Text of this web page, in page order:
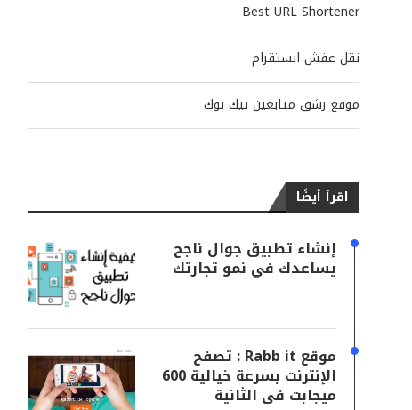
Best URL Shortener
نقل عفش انستقرام
موقع رشق متابعين تيك توك
اقرأ أيضًا
إنشاء تطبيق جوال ناجح
يساعدك في نمو تجارتك
موقع Rabb it : تصفح
الإنترنت بسرعة خيالية 600
ميجابت فى الثانية